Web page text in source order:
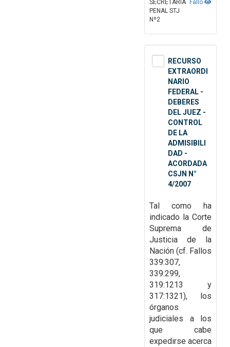
Fallo
SECRETARÍA
PENAL STJ
Nº2
RECURSO
EXTRAORDI
NARIO
FEDERAL -
DEBERES
DEL JUEZ -
CONTROL
DE LA
ADMISIBILI
DAD -
ACORDADA
CSJN N°
4/2007
Tal como ha
indicado la Corte
Suprema de
Justicia de la
Nación (cf. Fallos
339:307,
339:299,
319:1213 y
317:1321), los
órganos
judiciales a los
que cabe
expedirse acerca